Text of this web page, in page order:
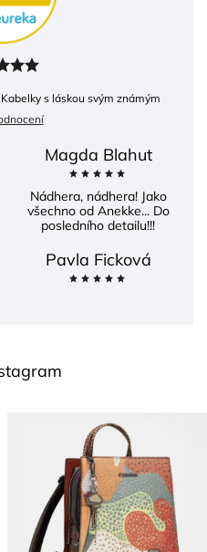
s láskou svým známým
Magda Blahut
Nádhera, nádhera! Jako
všechno od Anekke... Do
posledního detailu!!!
Pavla Ficková